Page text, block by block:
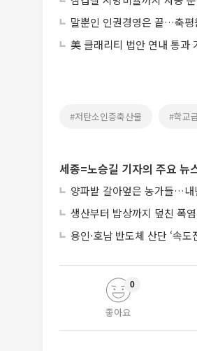
말뿐인 인권경영은 끝…축평
美 클래리티 법안 연내 통
#저탄소인증축산물 #학교
세종=노승길 기자의 주요 뉴
양파밭 갈아엎은 농가들…내
생산부터 밥상까지 덮친 폭
용인·호남 반도체 산단 ‘속
좋아요
0